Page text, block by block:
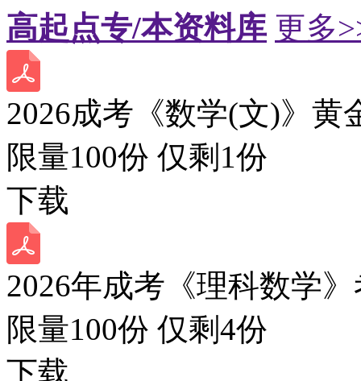
高起点专/本资料库 更多
2026成考《数学(文)》黄
限量100份 仅剩 1份
下载
2026年成考《理科数学
限量100份 仅剩4份
下载